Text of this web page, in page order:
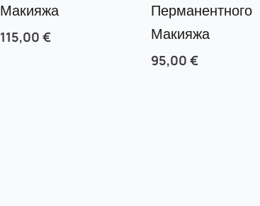
Макияжа
115,00 €
Перманентного
Макияжа
95,00 €